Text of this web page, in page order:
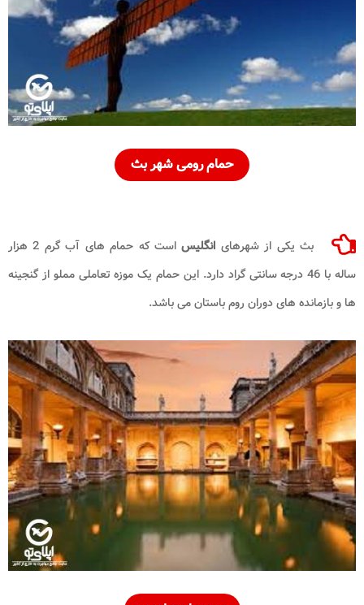
حمام رومی شهر بث
بث یکی از شهرهای انگلیس
است که حمام های آب گرم 2 هزار
ساله با 46 درجه سانتی گراد دارد. این حمام یک موزه تعاملی مملو از گنجینه
‌ها و بازمانده‌ های دوران روم باستان می باشد.